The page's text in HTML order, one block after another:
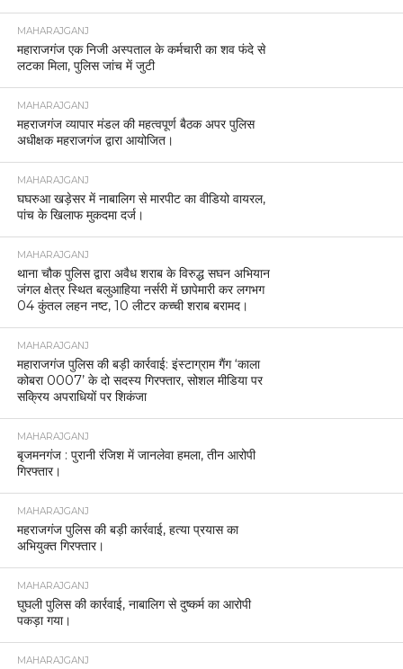
MAHARAJGANJ
महाराजगंज एक निजी अस्पताल के कर्मचारी का शव फंदे से
लटका मिला, पुलिस जांच में जुटी
MAHARAJGANJ
महराजगंज व्यापार मंडल की महत्वपूर्ण बैठक अपर पुलिस
अधीक्षक महराजगंज द्वारा आयोजित।
MAHARAJGANJ
घघरुआ खड़ेसर में नाबालिग से मारपीट का वीडियो वायरल,
पांच के खिलाफ मुकदमा दर्ज।
MAHARAJGANJ
थाना चौक पुलिस द्वारा अवैध शराब के विरुद्ध सघन अभियान
जंगल क्षेत्र स्थित बलुआहिया नर्सरी में छापेमारी कर लगभग
04 कुंतल लहन नष्ट, 10 लीटर कच्ची शराब बरामद।
MAHARAJGANJ
महाराजगंज पुलिस की बड़ी कार्रवाई: इंस्टाग्राम गैंग ‘काला
कोबरा 0007’ के दो सदस्य गिरफ्तार, सोशल मीडिया पर
सक्रिय अपराधियों पर शिकंजा
MAHARAJGANJ
बृजमनगंज : पुरानी रंजिश में जानलेवा हमला, तीन आरोपी
गिरफ्तार।
MAHARAJGANJ
महराजगंज पुलिस की बड़ी कार्रवाई, हत्या प्रयास का
अभियुक्त गिरफ्तार।
MAHARAJGANJ
घुघली पुलिस की कार्रवाई, नाबालिग से दुष्कर्म का आरोपी
पकड़ा गया।
MAHARAJGANJ